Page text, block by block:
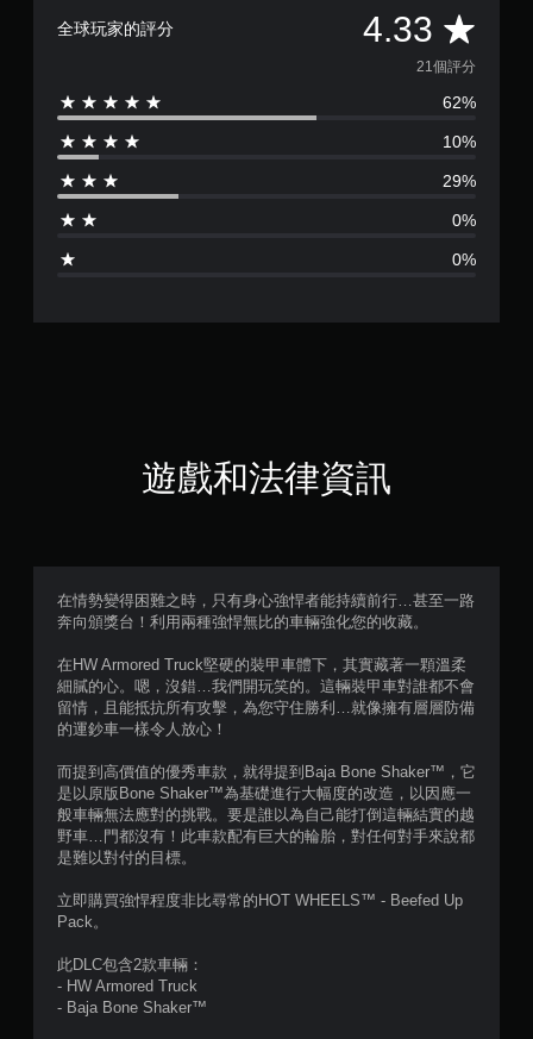
全球玩家的評分 4.33 平
均
評
分
4
3
分
顆
）
，
2
21個評分
62%
10%
29%
0%
0%
遊戲和法律資訊
在情勢變得困難之時，只有身心強悍者能持續前行…甚至一路
奔向頒獎台！利用兩種強悍無比的車輛強化您的收藏。
在HW Armored Truck堅硬的裝甲車體下，其實藏著一顆溫柔
細膩的心。嗯，沒錯…我們開玩笑的。這輛裝甲車對誰都不會
留情，且能抵抗所有攻擊，為您守住勝利…就像擁有層層防備
的運鈔車一樣令人放心！
而提到高價值的優秀車款，就得提到Baja Bone Shaker™，它
是以原版Bone Shaker™為基礎進行大幅度的改造，以因應一
般車輛無法應對的挑戰。要是誰以為自己能打倒這輛結實的越
野車…門都沒有！此車款配有巨大的輪胎，對任何對手來說都
是難以對付的目標。
立即購買強悍程度非比尋常的HOT WHEELS™ - Beefed Up
Pack。
此DLC包含2款車輛：
- HW Armored Truck
- Baja Bone Shaker™